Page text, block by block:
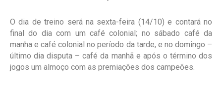
O dia de treino será na sexta-feira (14/10) e contará no
final do dia com um café colonial; no sábado café da
manha e café colonial no período da tarde, e no domingo –
último dia disputa – café da manhã e após o término dos
jogos um almoço com as premiações dos campeões.